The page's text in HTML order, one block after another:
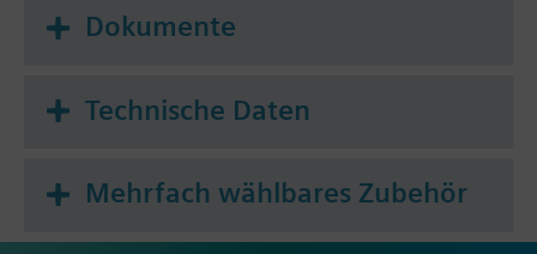
Dokumente
Technische Daten
Mehrfach wählbares Zubehör